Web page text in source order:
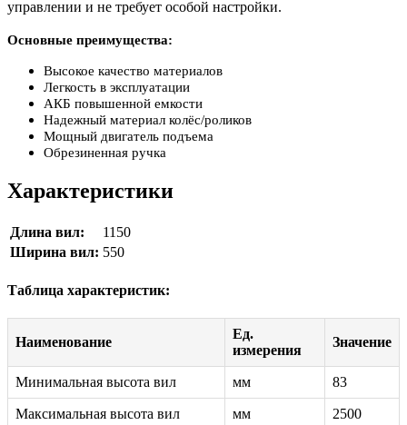
управлении и не требует особой настройки.
Основные преимущества:
Высокое качество материалов
Легкость в эксплуатации
АКБ повышенной емкости
Надежный материал колёс/роликов
Мощный двигатель подъема
Обрезиненная ручка
Характеристики
Длина вил:
1150
Ширина вил: 550
Таблица характеристик:
Наименование
Ед.
измерения
Значение
Минимальная высота вил мм 83
Максимальная высота вил мм 2500